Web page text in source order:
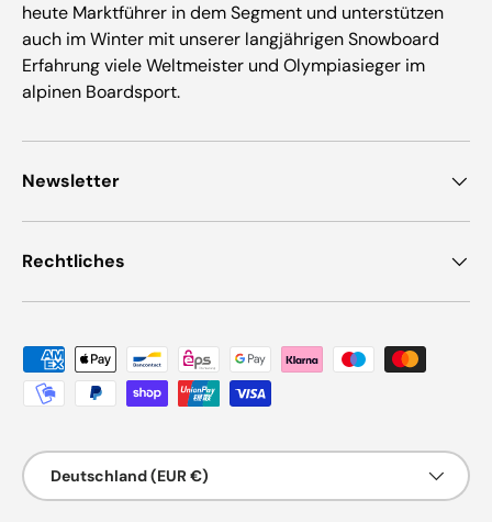
heute Marktführer in dem Segment und unterstützen
auch im Winter mit unserer langjährigen Snowboard
Erfahrung viele Weltmeister und Olympiasieger im
alpinen Boardsport.
Newsletter
Rechtliches
Zahlungsmethoden
Land/Region
Deutschland (EUR €)